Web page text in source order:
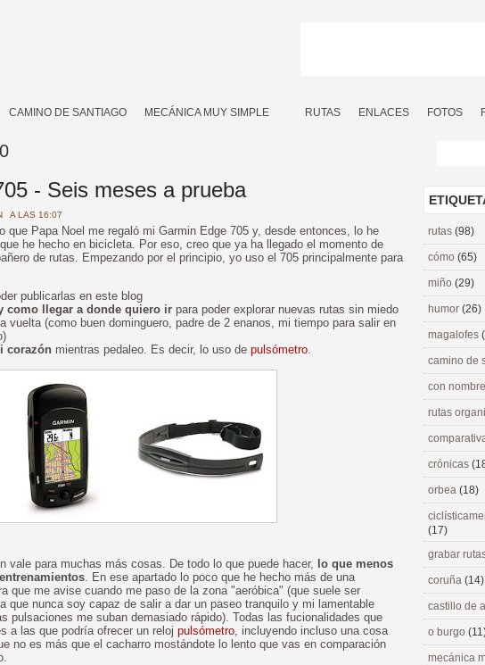
CAMINO DE SANTIAGO MECÁNICA MUY SIMPLE RUTAS ENLACES FOTOS
- Seis meses a prueba
A LAS 16:07
que Papa Noel me regaló mi Garmin Edge 705 y, desde entonces, lo he
he hecho en bicicleta. Por eso, creo que ya ha llegado el momento de
de rutas. Empezando por el principio, yo uso el 705 principalmente para
publicarlas en este blog
como llegar a donde quiero ir para poder explorar nuevas rutas sin miedo
vuelta (como buen dominguero, padre de 2 enanos, mi tiempo para salir en
corazón mientras pedaleo. Es decir, lo uso de pulsómetro.
vale para muchas más cosas. De todo lo que puede hacer, lo que menos
. En ese apartado lo poco que he hecho más de una
que me avise cuando me paso de la zona "aeróbica" (que suele ser
que nunca soy capaz de salir a dar un paseo tranquilo y mi lamentable
pulsaciones me suban demasiado rápido). Todas las fucionalidades que
a las que podría ofrecer un reloj pulsómetro, incluyendo incluso una cosa
no es más que el cacharro mostándote lo lento que vas en comparación
rutas (98)
cómo (65)
miño (29)
humor (26)
magalofes
camino de
con
rutas
crónicas
orbea (18)
(17)
grabar
coruña (14)
castillo de
o burgo
mecánica